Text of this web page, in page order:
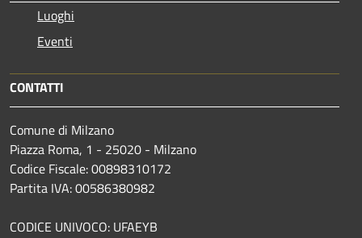
Luoghi
Eventi
CONTATTI
Comune di Milzano
Piazza Roma, 1 - 25020 - Milzano
Codice Fiscale: 00898310172
Partita IVA: 00586380982
CODICE UNIVOCO: UFAEYB